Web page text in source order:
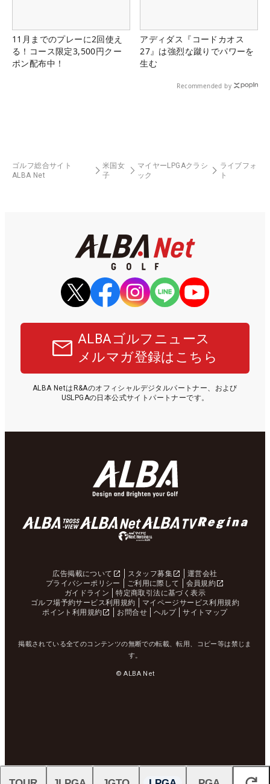
11月までのプレーに2回使え
る！コース限定3,500円クー
ポン配布中！
アディダス『コードカオス
27』は強烈な蹴りでパワーを
生む
Recommended by
ゴルフ総合サイト
ALBA Net
米国女
子
マイヤーLPGAクラシ
ック
ライブフォ
ト
ALBAゴルフニュース
メルマガ登録はこちら
ALBA NetはR&Aのオフィシャルデジタルパートナー、および
USLPGAの日本公式サイトパートナーです。
広告掲載について スタッフ募集
運営会社
プライバシーポリシー
ご利用に際して
会員規約
ガイドライン
特定商取引法に基づく表示
ゴルフ場予約サービス利用規約
マイページサービス利用規約
ポイント利用規約
お問合せ ヘルプ サイトマップ
掲載されている全てのコンテンツの無断での転載、転用、コピー等は禁じま
す。
© ALBA Net